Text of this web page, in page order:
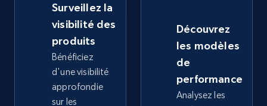
URL, Product id, Title, Seller name, Seller rating,
Seller reviews, Breadcrumbs, Root category, and
Commencer
Surveillez la
visibilité des
produits
Bénéficiez
d'une visibilité
approfondie
sur les
Découvrez
les modèles
de
performance
Analysez les